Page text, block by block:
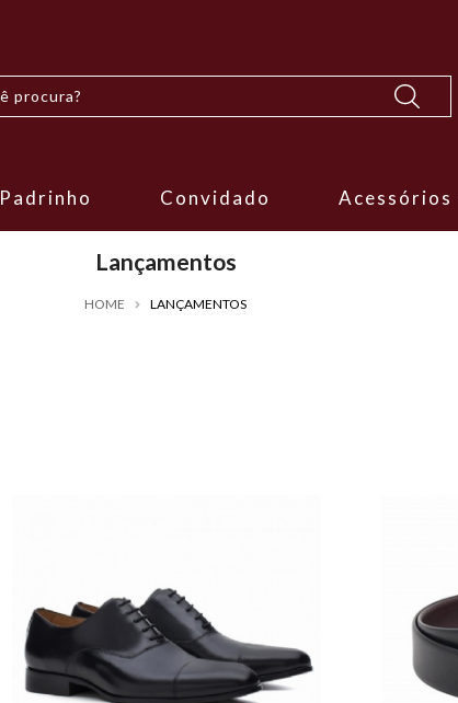
Padrinho Convidado Acessórios
Lançamentos
HOME LANÇAMENTOS